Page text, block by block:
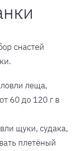
снастей
леща,
60 до 120 г в
щуки, судака,
плетёный